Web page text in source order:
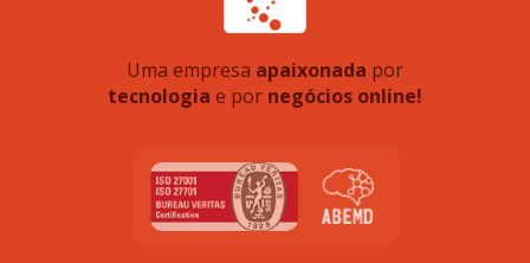
Uma empresa apaixonada por
tecnologia e por negócios online!